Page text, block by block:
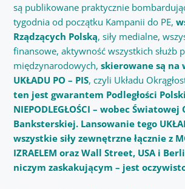
są publikowane praktycznie
tygodnia od początku Kampanii do PE,
Rządzących Polską, siły medialne,
finansowe, aktywność wszystkich służb
międzynarodowych, skierowane są na
UKŁADU PO – PIS, czyli Układu
ten jest gwarantem Podległości
NIEPODLEGŁOŚCI – wobec
Banksterskiej. Lansowanie tego
wszystkie siły zewnętrzne łącznie z
IZRAELEM oraz Wall Street, USA i
niczym zaskakującym – jest